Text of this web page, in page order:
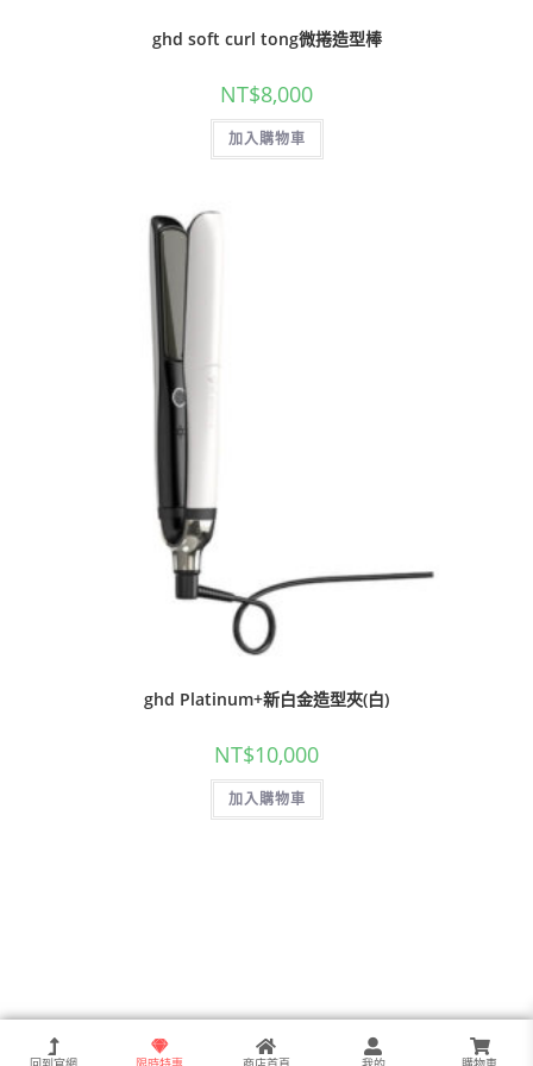
ghd soft curl tong微捲造型棒
NT$8,000
加入購物車
ghd Platinum+新白金造型夾(白)
NT$10,000
加入購物車